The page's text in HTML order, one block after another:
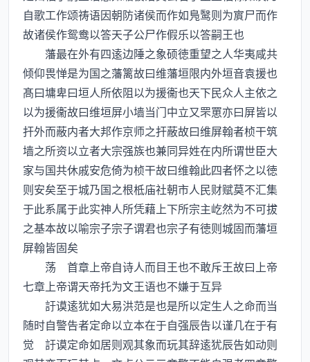
自歌工作颂祷语因朝防诸侯而作如鳬鹥则为賔尸而作
故诸侯作鸳鸯以答天子公尸作假乐以答嗣王也
藩最在外有四逺边陲之象硕徳重望之人华夷咸共
倾仰畏惮是为国之藩篱故曰维藩垣限内外垣音袁援也
髙曰墉卑曰垣人所依阻以为援衞也天下民众人主依之
以为援衞故曰维垣屏小墙当门中立又罘罳亦曰屏皆以
扞外而蔽内者大邦作京师之扞蔽故曰维屏翰者桢干筑
墙之所资以立者大宗强族也兼同异姓在内所谓世臣大
家与国共休戚安危倚为桢干故曰维翰此四者怀之以徳
则安矣至于城乃国之根柢庙社朝市人民财赋莫不汇集
于此系属于此实神人所凭藉上下所宗主屹然为不可拔
之基本故以喻宗子宗子谓君也宗子有徳则城固而藩垣
屏翰皆固矣
荡 首章上帝自诗人而目王也不敢斥王故曰上帝
七章上帝谓天帝托为文王语也不嫌于互异
訏谟逺犹如大易洪范是也是所以定生人之命而当
随时自警告者定命以立本在于自强辰告以谨几在于有
觉 訏谟定命如居则观其象而玩其辞逺犹辰告如动则